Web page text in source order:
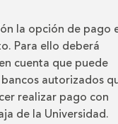
la opción de pago
Para ello deberá
cuenta que puede
autorizados
realizar pago con
de la Universidad.